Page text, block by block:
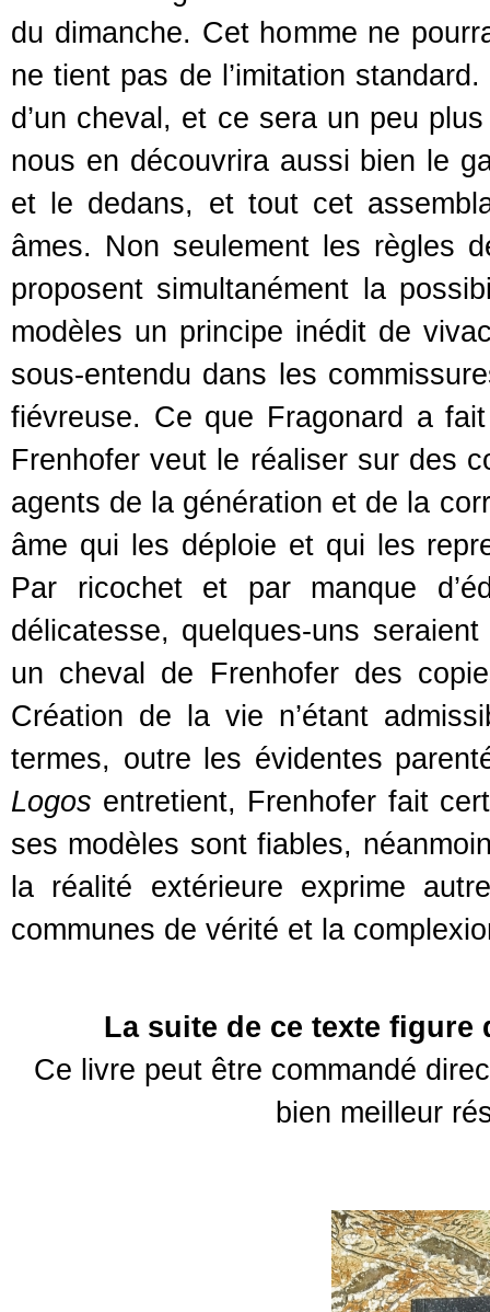
du dimanche. Cet homme ne
ne tient pas de l’imitation
d’un cheval, et ce sera un peu
nous en découvrira aussi bien le
et le dedans, et tout cet
âmes. Non seulement les règles
proposent simultanément la
modèles un principe inédit de
sous-entendu dans les
fiévreuse. Ce que Fragonard a
Frenhofer veut le réaliser sur des
agents de la génération et de la
âme qui les déploie et qui les
Par ricochet et par manque
délicatesse, quelques-uns
un cheval de Frenhofer des
Création de la vie n’étant
termes, outre les évidentes
Logos entretient, Frenhofer fait
ses modèles sont fiables,
la réalité extérieure exprime
communes de vérité et la
La suite de ce texte figure
Ce livre peut être commandé
bien meilleur